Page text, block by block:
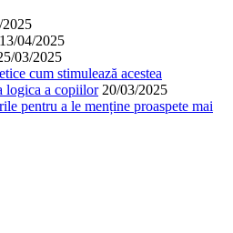
13/04/2025
03/2025
cum stimulează acestea
logica a copiilor 20/03/2025
pentru a le menține proaspete mai